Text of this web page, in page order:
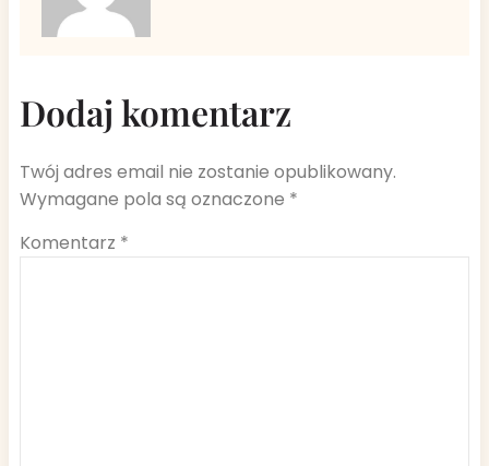
Dodaj komentarz
Twój adres email nie zostanie opublikowany.
Wymagane pola są oznaczone *
Komentarz *